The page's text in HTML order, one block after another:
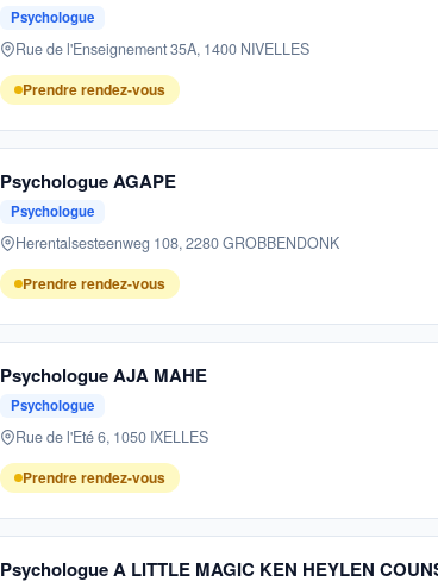
Psychologue
Rue de l'Enseignement 35A, 1400 NIVELLES
Prendre rendez-vous
Psychologue AGAPE
Psychologue
Herentalsesteenweg 108, 2280 GROBBENDONK
Prendre rendez-vous
Psychologue AJA MAHE
Psychologue
Rue de l'Eté 6, 1050 IXELLES
Prendre rendez-vous
Psychologue A LITTLE MAGIC KEN HEYLEN